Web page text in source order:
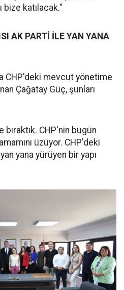
katılacak."
AK PARTİ İLE YAN YANA
CHP'deki mevcut yönetime
Çağatay Güç, şunları
bıraktık. CHP'nin bugün
üzüyor. CHP'deki
yana yürüyen bir yapı